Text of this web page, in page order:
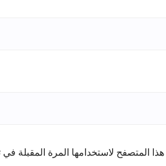
المتصفح لاستخدامها المرة المقبلة في